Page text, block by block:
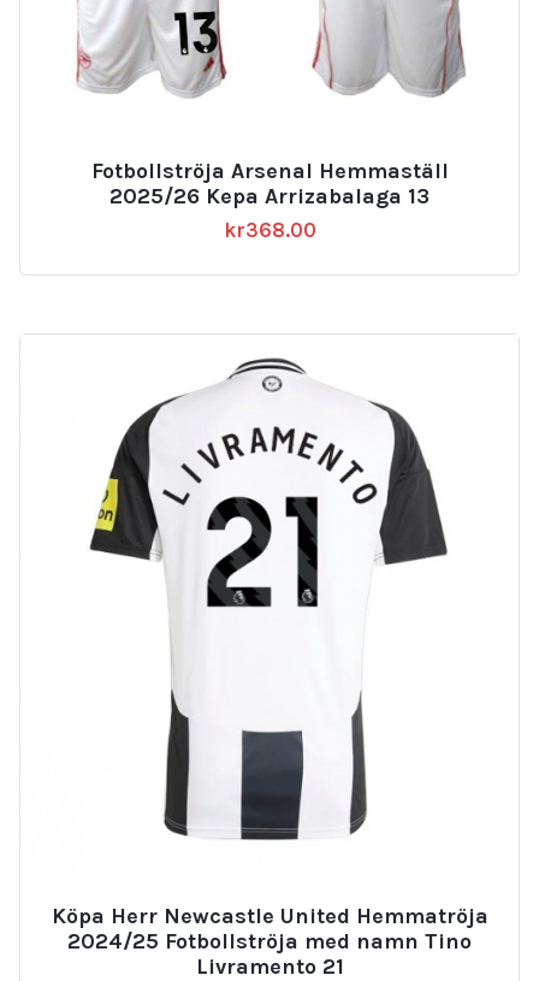
Fotbollströja Arsenal Hemmaställ
2025/26 Kepa Arrizabalaga 13
kr368.00
Köpa Herr Newcastle United Hemmatröja
2024/25 Fotbollströja med namn Tino
Livramento 21